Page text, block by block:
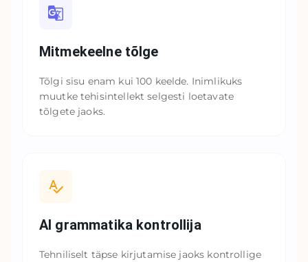
Mitmekeelne tõlge
Tõlgi sisu enam kui 100 keelde. Inimlikuks
muutke tehisintellekt selgesti loetavate
tõlgete jaoks.
AI grammatika kontrollija
Tehniliselt täpse kirjutamise jaoks kontrollige